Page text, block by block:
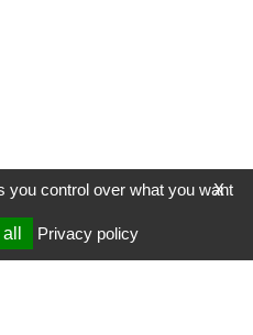
X
you control over what you want
Privacy policy